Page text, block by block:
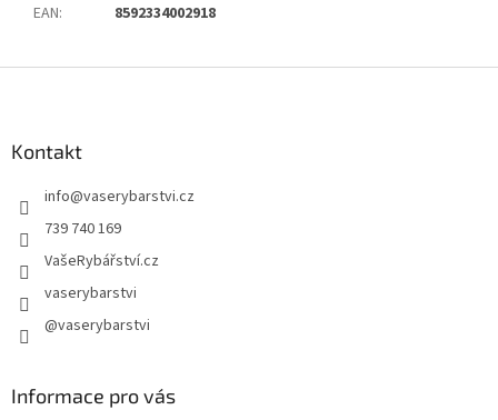
EAN: 8592334002918
Kontakt
info@vaserybarstvi.cz
739 740 169
VašeRybářství.cz
vaserybarstvi
@vaserybarstvi
Informace pro vás